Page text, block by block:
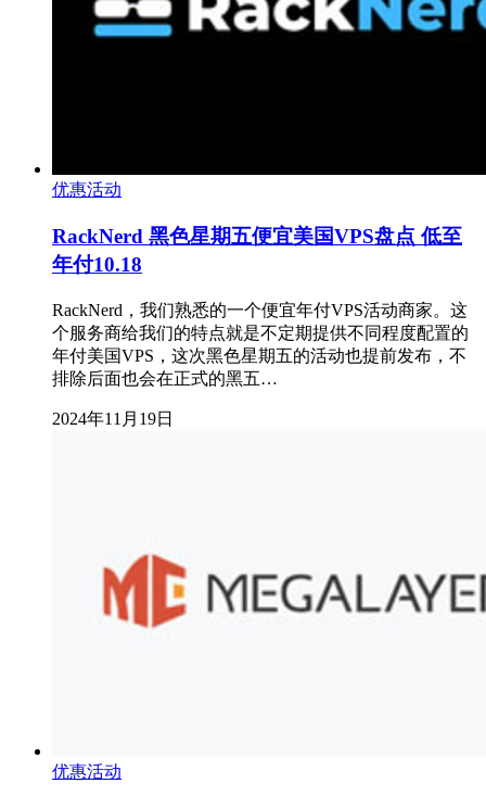
优惠活动
RackNerd 黑色星期五便宜美国VPS盘点 低至
年付10.18
RackNerd，我们熟悉的一个便宜年付VPS活动商家。这
个服务商给我们的特点就是不定期提供不同程度配置的
年付美国VPS，这次黑色星期五的活动也提前发布，不
排除后面也会在正式的黑五…
2024年11月19日
优惠活动